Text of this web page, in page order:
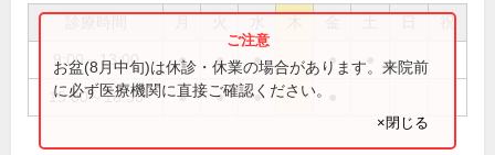
祝
9:00～13:00 ● ● ● ●
15:00～18:30 ● ● ●
お盆(8月中旬)は休診・休業の場合があります。来院前
に必ず医療機関に直接ご確認ください。
×閉じる